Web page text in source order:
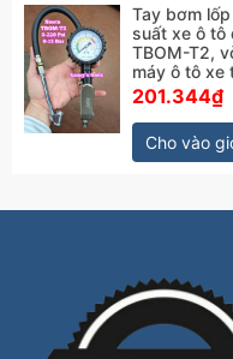
Tay bơm
suất xe ô tô
TBOM-T2,
máy ô tô xe
201.344₫
Cho vào